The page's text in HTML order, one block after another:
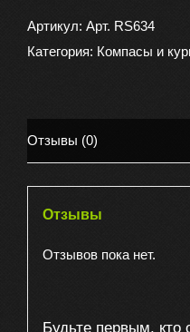
нержавейка
круг
Артикул: Арт. RS634
Категория: Компасы и
Отзывы (0)
Отзывы
Отзывов пока нет.
Будьте первым, кто